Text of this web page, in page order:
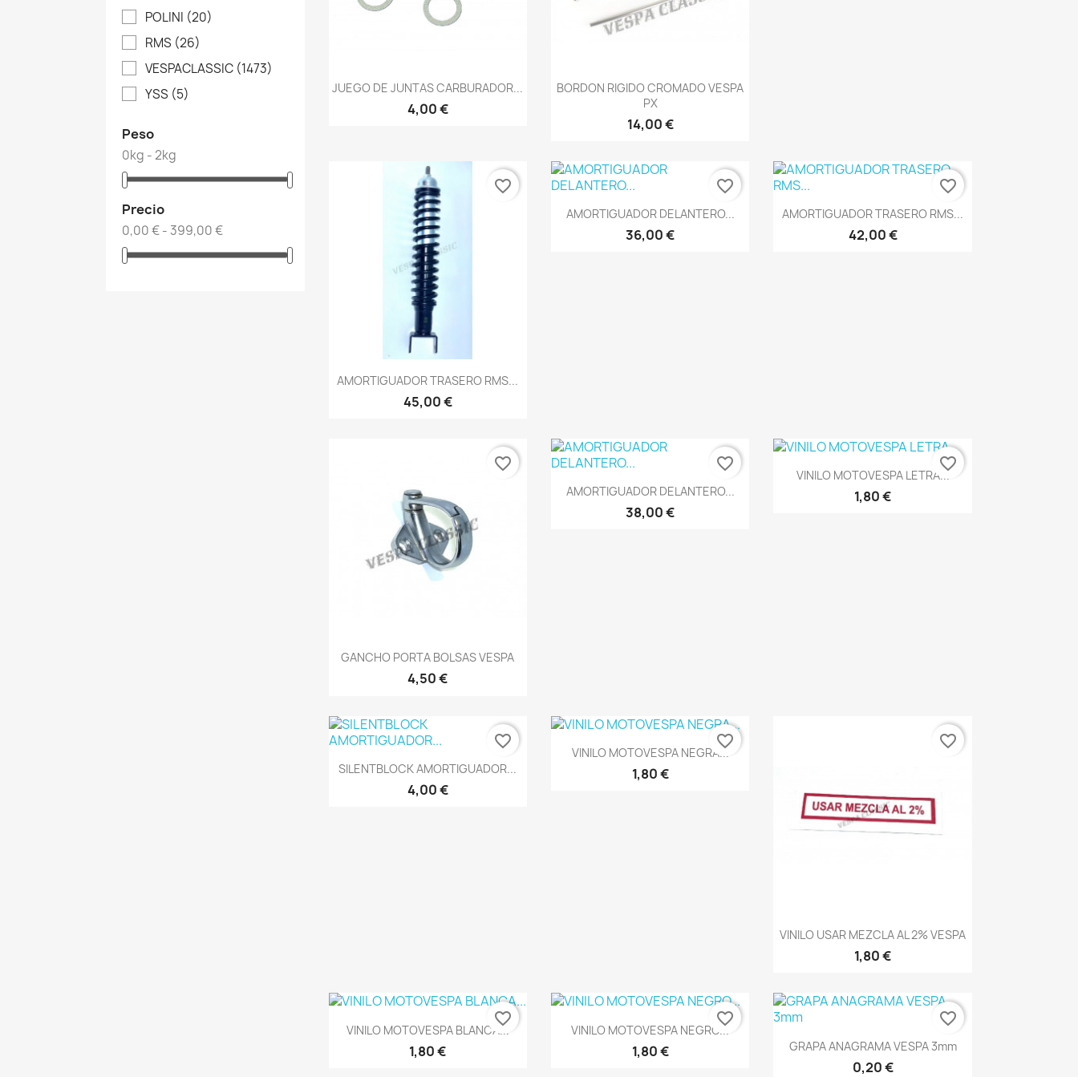
POLINI (20)
RMS (26)
VESPACLASSIC (1473)
YSS (5)
Peso
0kg - 2kg
Precio
0,00 € - 399,00 €
 Vista rápida
JUEGO DE JUNTAS CARBURADOR...
4,00 €
Vista rápida
BORDON RIGIDO CROMADO VESPA
PX
14,00 €
Vista rápida
AMORTIGUADOR TRASERO RMS...
45,00 €
favorite_border
 Vista rápida
AMORTIGUADOR DELANTERO...
36,00 €
favorite_border
Vista rápida
AMORTIGUADOR TRASERO RMS...
42,00 €
favorite_border
Vista rápida
GANCHO PORTA BOLSAS VESPA
4,50 €
favorite_border
 Vista rápida
AMORTIGUADOR DELANTERO...
38,00 €
favorite_border Vista rápida
VINILO MOTOVESPA LETRA...
1,80 €
favorite_border
Vista rápida
SILENTBLOCK AMORTIGUADOR...
4,00 €
favorite_border Vista rápida
VINILO MOTOVESPA NEGRA...
1,80 €
favorite_border
Vista rápida
VINILO USAR MEZCLA AL 2% VESPA
1,80 €
favorite_border
Vista rápida
VINILO MOTOVESPA BLANCA...
1,80 €
favorite_border Vista rápida
VINILO MOTOVESPA NEGRO...
1,80 €
favorite_border
Vista rápida
GRAPA ANAGRAMA VESPA 3mm
0,20 €
favorite_border